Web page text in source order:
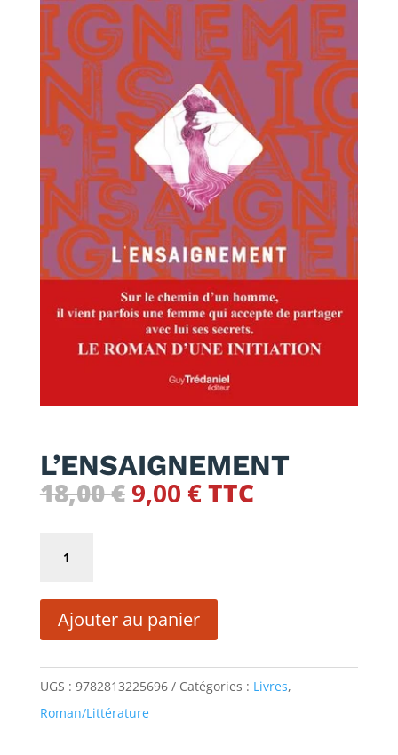
L’ENSAIGNEMENT
18,00€ Le
18,00 €.
9,00 €Le
9,00 €.
TTC
L'ENSAIGNEMENT
Ajouter au panier
UGS : 9782813225696 Catégories : Livres,
Roman/Littérature